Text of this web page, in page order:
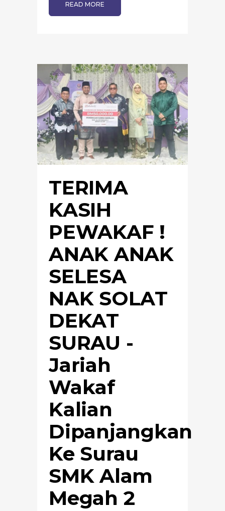
READ MORE
TERIMA
KASIH
PEWAKAF !
ANAK ANAK
SELESA
NAK SOLAT
DEKAT
SURAU -
Jariah
Wakaf
Kalian
Dipanjangkan
Ke Surau
SMK Alam
Megah 2